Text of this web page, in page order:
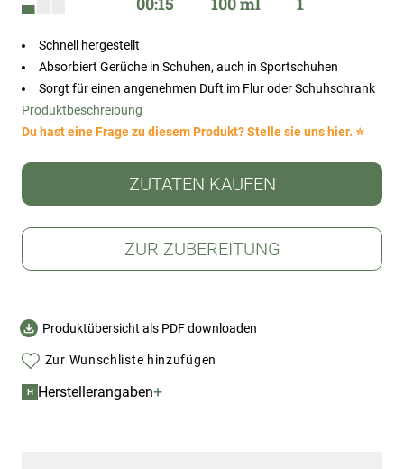
springen
Schnell hergestellt
Absorbiert Gerüche in Schuhen, auch in Sportschuhen
Sorgt für einen angenehmen Duft im Flur oder Schuhschrank
Produktbeschreibung
Du hast eine Frage zu diesem Produkt? Stelle sie uns hier. ⭐
ZUTATEN KAUFEN
ZUR ZUBEREITUNG
Produktübersicht als PDF downloaden
Zur Wunschliste hinzufügen
H Herstellerangaben+